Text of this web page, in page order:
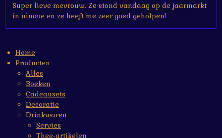
Super lieve mevrouw. Ze stond vandaag op de jaarmarkt
in ninove en ze heeft me zeer goed geholpen!
Home
Producten
Alles
Boeken
Cadeausets
Decoratie
Drinkwaren
Servies
Thee-artikelen